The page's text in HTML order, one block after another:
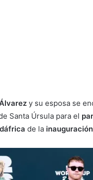
y su esposa se
Santa Úrsula para el
de la